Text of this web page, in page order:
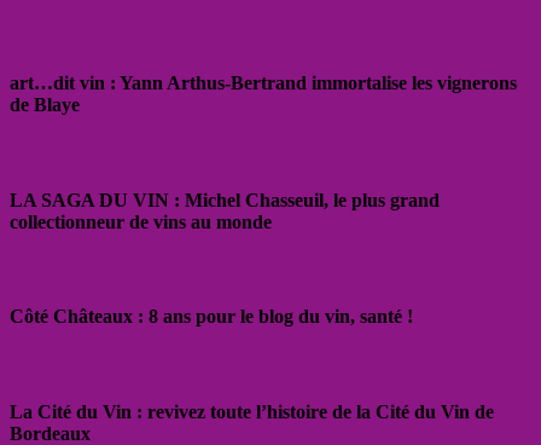
art…dit vin : Yann Arthus-Bertrand immortalise les vignerons
de Blaye
LA SAGA DU VIN : Michel Chasseuil, le plus grand
collectionneur de vins au monde
Côté Châteaux : 8 ans pour le blog du vin, santé !
La Cité du Vin : revivez toute l’histoire de la Cité du Vin de
Bordeaux